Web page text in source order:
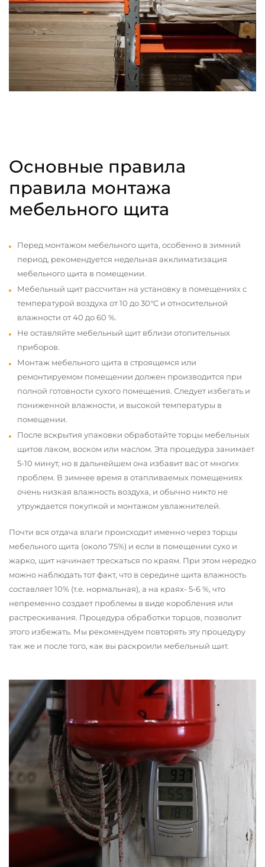
Основные правила
правила монтажа
мебельного щита
Перед монтажом мебельного щита, особенно в зимний
период, рекомендуется недельная акклиматизация
мебельного щита в помещении.
Мебельный щит рассчитан на установку в помещениях с
температурой воздуха от 10 до 30°С и относительной
влажности от 40 до 60 %.
Не оставляйте мебельный щит вблизи отопительных
приборов.
Монтаж мебельного щита в строящемся или
ремонтируемом помещении должен производится при
полной готовности сухого помещения. Следует избегать и
пониженной влажности, и высокой температуры в
помещении.
После вскрытия упаковки обработайте торцы мебельных
щитов лаком, воском или маслом. Эта процедура занимает
5-10 минут, но в дальнейшем она избавит вас от многих
проблем. В зимнее время в отапливаемых помещениях
очень низкая влажность воздуха, и обычно никто не
утруждается покупкой и монтажом увлажнителей.
Почти вся отдача влаги происходит именно через торцы
мебельного щита (около 75%) и если в помещении сухо и
жарко, щит начинает трескаться по краям. При этом нередко
можно наблюдать тот факт, что в середине щита влажность
составляет 10% (т.е. нормальная), а на краях- 5-6 %, что
непременно создает проблемы в виде коробления или
растрескивания. Процедура обработки торцов, позволит
этого избежать. Мы рекомендуем повторять эту процедуру
так же и после того, как вы раскроили мебельный щит.